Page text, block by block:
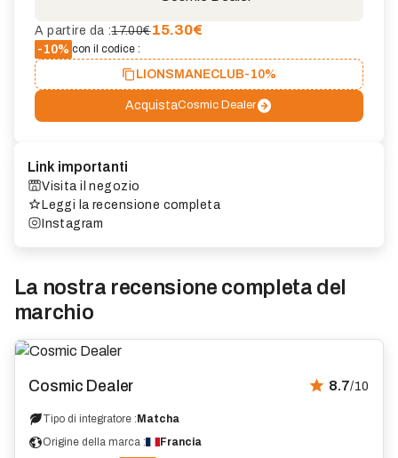
A partire da :17.00€15.30€
-10% con il codice :
LIONSMANECLUB-10%
AcquistaCosmic Dealer
Link importanti
Visita il negozio
Leggi la recensione completa
Instagram
La nostra recensione completa del
marchio
Cosmic Dealer 8.7/10
Tipo di integratore : Matcha
Origine della marca :
Francia